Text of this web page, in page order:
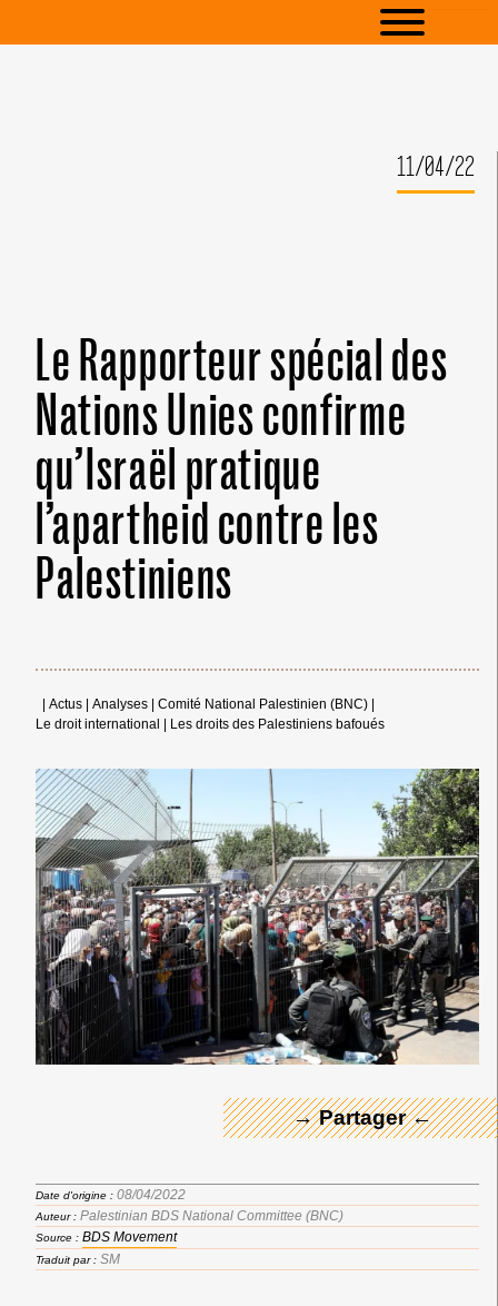
11/04/22
Le Rapporteur spécial des
Nations Unies confirme
qu’Israël pratique
l’apartheid contre les
Palestiniens
Actus Analyses Comité National Palestinien (BNC)
Le droit international
Les droits des Palestiniens bafoués
→ Partager ←
← Merci ! →
Date d'origine : 08/04/2022
Auteur : Palestinian BDS National Committee (BNC)
Source : BDS Movement
Traduit par : SM